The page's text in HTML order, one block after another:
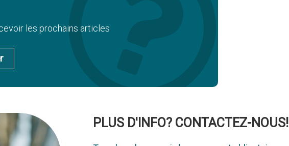
les prochains articles
PLUS D'INFO? CONTACTEZ-NOUS!